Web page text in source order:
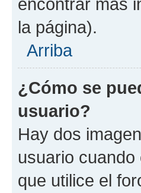
la página).
Arriba
¿Cómo se
usuario?
Hay dos
usuario
que utilice el